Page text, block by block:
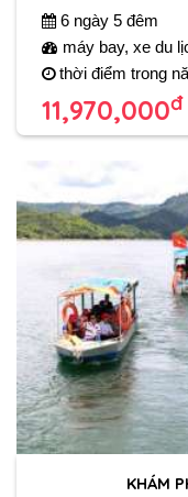
6 ngày 5 đêm
máy bay, xe du
thời điểm trong
11,970,000đ
KHÁM